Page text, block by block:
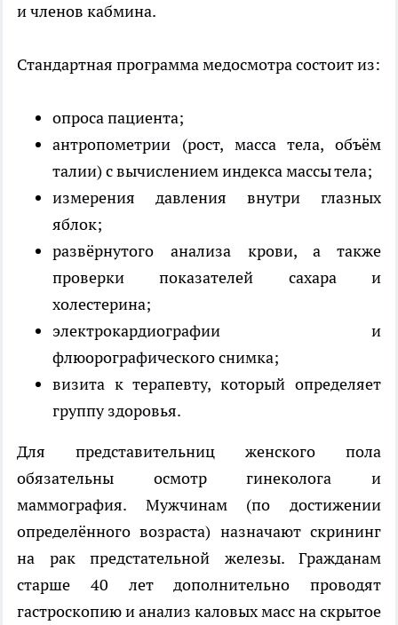
и членов кабмина.
Стандартная программа медосмотра состоит из:
опроса пациента;
антропометрии (рост, масса тела, объём
талии) с вычислением индекса массы тела;
измерения давления внутри глазных
яблок;
развёрнутого анализа крови, а также
проверки показателей сахара и
холестерина;
электрокардиографии и
флюорографического снимка;
визита к терапевту, который определяет
группу здоровья.
Для представительниц женского пола
обязательны осмотр гинеколога и
маммография. Мужчинам (по достижении
определённого возраста) назначают скрининг
на рак предстательной железы. Гражданам
старше 40 лет дополнительно проводят
гастроскопию и анализ каловых масс на скрытое